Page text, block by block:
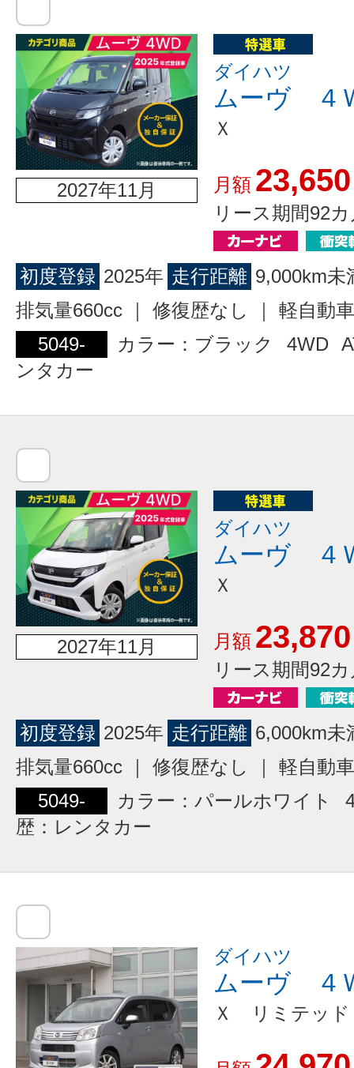
2027年11月
ダイハツ
ムーヴ ４
Ｘ
月額 23,650
リース期間92
初度登録 2025年 走行距離 9,000km未
排気量660cc ｜ 修復歴なし ｜ 軽自動車
5049-
カラー：ブラック 4WD
ンタカー
2027年11月
ダイハツ
ムーヴ ４
Ｘ
月額 23,870
リース期間92
初度登録 2025年 走行距離 6,000km未
排気量660cc ｜ 修復歴なし ｜ 軽自動車
5049-
カラー：パールホワイト
歴：レンタカー
ダイハツ
ムーヴ ４
Ｘ リミテッ